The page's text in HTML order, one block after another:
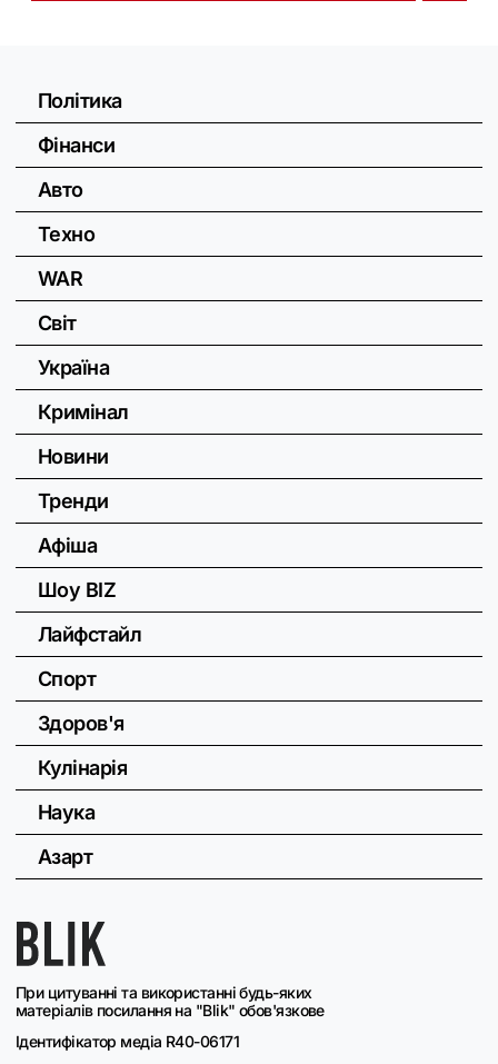
При цитуванні та використанні будь-яких
матеріалів посилання на "Blik" обов'язкове
Ідентифікатор медіа R40-06171
Політика
Фінанси
Авто
Техно
WAR
Світ
Україна
Кримінал
Новини
Тренди
Афіша
Шоу BIZ
Лайфстайл
Спорт
Здоров'я
Кулінарія
Наука
Азарт